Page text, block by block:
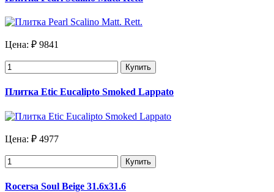
Цена: ₽ 9841
Купить
Плитка Etic Eucalipto Smoked Lappato
Цена: ₽ 4977
Купить
Rocersa Soul Beige 31.6x31.6